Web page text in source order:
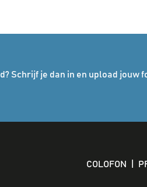
Schrijf je dan in en upload jouw
COLOFON